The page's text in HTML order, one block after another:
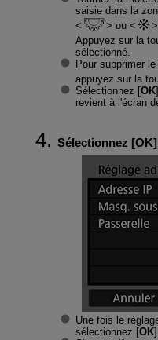
saisie dans la
ou
Appuyez sur la
sélectionné.
Pour supprimer
appuyez sur la
Sélectionnez [OK
revient à l'écran
Sélectionnez [OK
Une fois le
sélectionnez [OK